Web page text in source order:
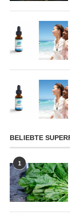
BELIEBTE
1